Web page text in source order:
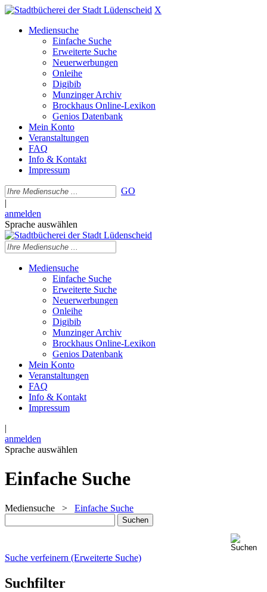
X
Mediensuche
Einfache Suche
Erweiterte Suche
Neuerwerbungen
Onleihe
Digibib
Munzinger Archiv
Brockhaus Online-Lexikon
Genios Datenbank
Mein Konto
Veranstaltungen
FAQ
Info & Kontakt
Impressum
GO
|
anmelden
Sprache auswählen
Mediensuche
Einfache Suche
Erweiterte Suche
Neuerwerbungen
Onleihe
Digibib
Munzinger Archiv
Brockhaus Online-Lexikon
Genios Datenbank
Mein Konto
Veranstaltungen
FAQ
Info & Kontakt
Impressum
|
anmelden
Sprache auswählen
Einfache Suche
Mediensuche > Einfache Suche
Suche verfeinern (Erweiterte Suche)
Suchfilter